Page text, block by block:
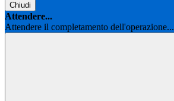
Chiudi
Attendere...
Attendere il completamento dell'operazione...